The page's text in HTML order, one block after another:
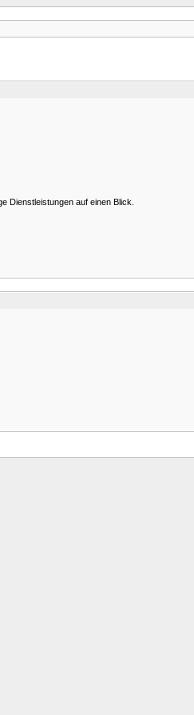
Dienstleistungen auf einen Blick.